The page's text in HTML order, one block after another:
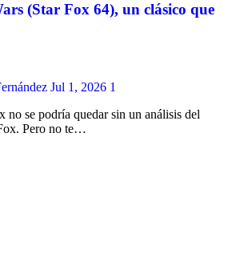
(Star Fox 64), un clásico que
Jul 1, 2026 1
no se podría quedar sin un análisis del
Pero no te…